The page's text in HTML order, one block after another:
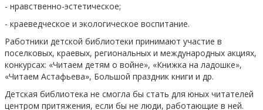
- нравственно-эстетическое;
- краеведческое и экологическое воспитание.
Работники детской библиотеки принимают участие в
поселковых, краевых, региональных и международных акциях,
конкурсах: «Читаем детям о войне», «Книжка на ладошке»,
«Читаем Астафьева», Большой праздник книги и др.
Детская библиотека не смогла бы стать для юных читателей
центром притяжения, если бы не люди, работающие в ней.